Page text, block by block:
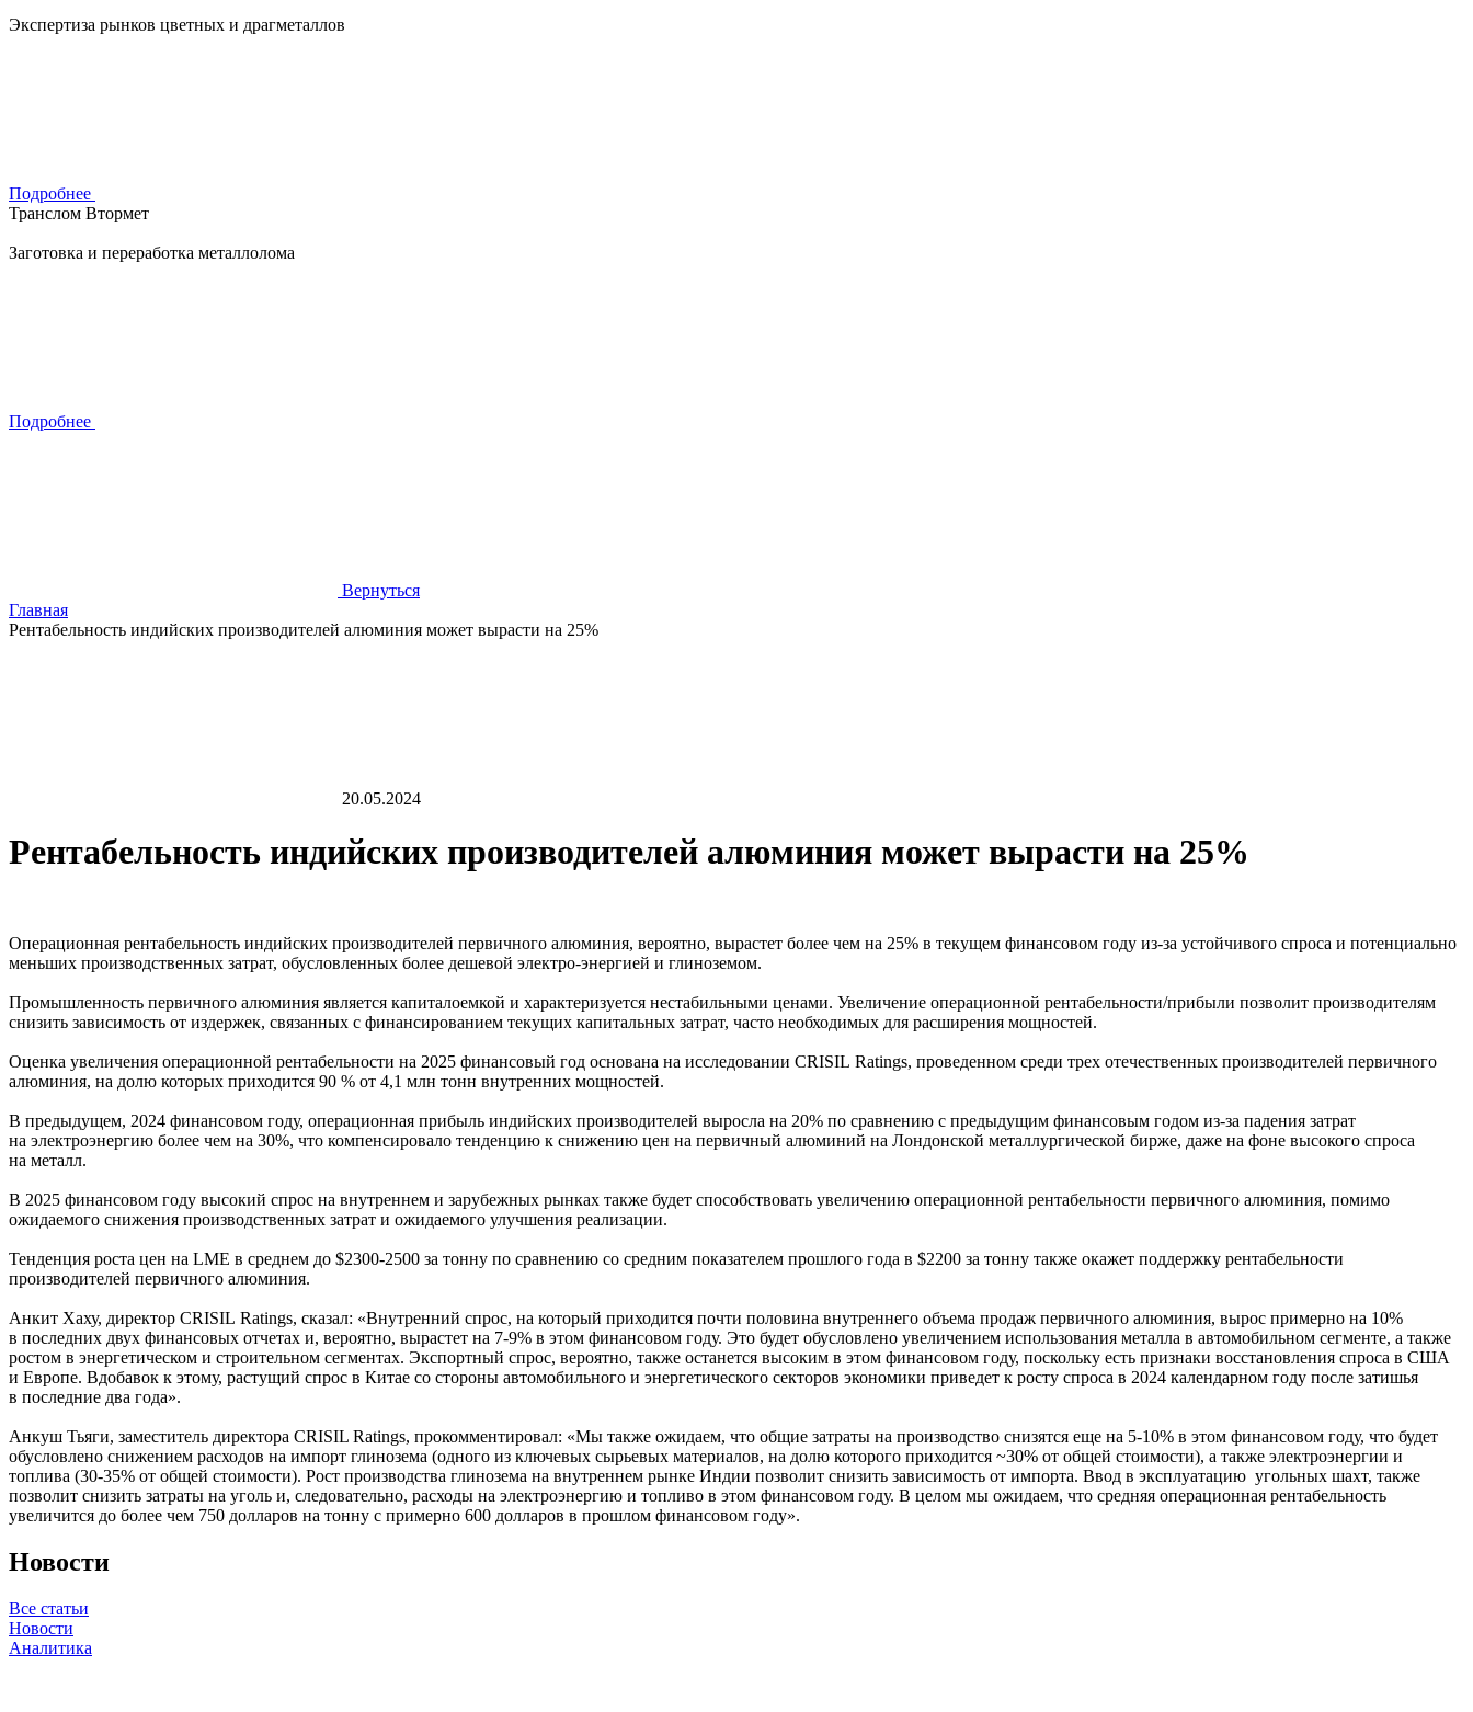
Экспертиза рынков цветных и драгметаллов
Подробнее
Транслом Втормет
Заготовка и переработка металлолома
Подробнее
Вернуться
Главная
Рентабельность индийских производителей алюминия может вырасти на 25%
20.05.2024
Рентабельность индийских производителей алюминия может вырасти на 25%
Операционная рентабельность индийских производителей первичного алюминия, вероятно, вырастет более чем на 25% в текущем финансовом году из-за устойчивого спроса и потенциально
меньших производственных затрат, обусловленных более дешевой электро-энергией и глиноземом.
Промышленность первичного алюминия является капиталоемкой и характеризуется нестабильными ценами. Увеличение операционной рентабельности/прибыли позволит производителям
снизить зависимость от издержек, связанных с финансированием текущих капитальных затрат, часто необходимых для расширения мощностей.
Оценка увеличения операционной рентабельности на 2025 финансовый год основана на исследовании CRISIL Ratings, проведенном среди трех отечественных производителей первичного
алюминия, на долю которых приходится 90 % от 4,1 млн тонн внутренних мощностей.
В предыдущем, 2024 финансовом году, операционная прибыль индийских производителей выросла на 20% по сравнению с предыдущим финансовым годом из-за падения затрат
на электроэнергию более чем на 30%, что компенсировало тенденцию к снижению цен на первичный алюминий на Лондонской металлургической бирже, даже на фоне высокого спроса
на металл.
В 2025 финансовом году высокий спрос на внутреннем и зарубежных рынках также будет способствовать увеличению операционной рентабельности первичного алюминия, помимо
ожидаемого снижения производственных затрат и ожидаемого улучшения реализации.
Тенденция роста цен на LME в среднем до $2300-2500 за тонну по сравнению со средним показателем прошлого года в $2200 за тонну также окажет поддержку рентабельности
производителей первичного алюминия.
Анкит Хаху, директор CRISIL Ratings, сказал: «Внутренний спрос, на который приходится почти половина внутреннего объема продаж первичного алюминия, вырос примерно на 10%
в последних двух финансовых отчетах и, вероятно, вырастет на 7-9% в этом финансовом году. Это будет обусловлено увеличением использования металла в автомобильном сегменте, а также
ростом в энергетическом и строительном сегментах. Экспортный спрос, вероятно, также останется высоким в этом финансовом году, поскольку есть признаки восстановления спроса в США
и Европе. Вдобавок к этому, растущий спрос в Китае со стороны автомобильного и энергетического секторов экономики приведет к росту спроса в 2024 календарном году после затишья
в последние два года».
Анкуш Тьяги, заместитель директора CRISIL Ratings, прокомментировал: «Мы также ожидаем, что общие затраты на производство снизятся еще на 5-10% в этом финансовом году, что будет
обусловлено снижением расходов на импорт глинозема (одного из ключевых сырьевых материалов, на долю которого приходится ~30% от общей стоимости), а также электроэнергии и
топлива (30-35% от общей стоимости). Рост производства глинозема на внутреннем рынке Индии позволит снизить зависимость от импорта. Ввод в эксплуатацию угольных шахт, также
позволит снизить затраты на уголь и, следовательно, расходы на электроэнергию и топливо в этом финансовом году. В целом мы ожидаем, что средняя операционная рентабельность
увеличится до более чем 750 долларов на тонну с примерно 600 долларов в прошлом финансовом году».
Новости
Все статьи
Новости
Аналитика